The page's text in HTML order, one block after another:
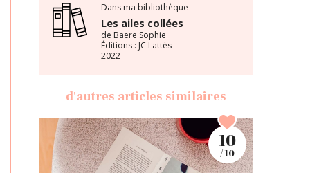
Dans ma bibliothèque
Les ailes collées
de Baere Sophie
Éditions : JC Lattès
2022
d'autres articles similaires
10
/ 10